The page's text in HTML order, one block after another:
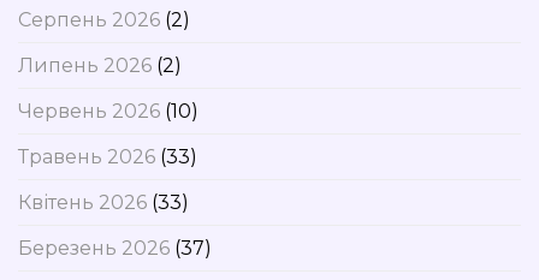
Серпень 2026 (2)
Липень 2026 (2)
Червень 2026 (10)
Травень 2026 (33)
Квітень 2026 (33)
Березень 2026 (37)